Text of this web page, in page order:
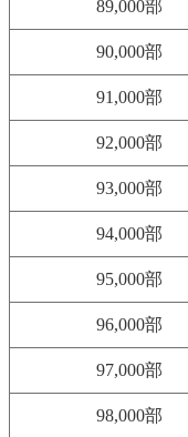
89,000部
90,000部
91,000部
92,000部
93,000部
94,000部
95,000部
96,000部
97,000部
98,000部